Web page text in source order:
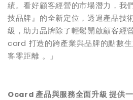
績。看好顧客經營的市場潛力，我
技品牌』的全新定位，透過產品技
級，助力品牌除了輕鬆開啟顧客經
card 打造的跨產業與品牌的點數
客零距離 。」
Ocard 產品與服務全面升級 提供